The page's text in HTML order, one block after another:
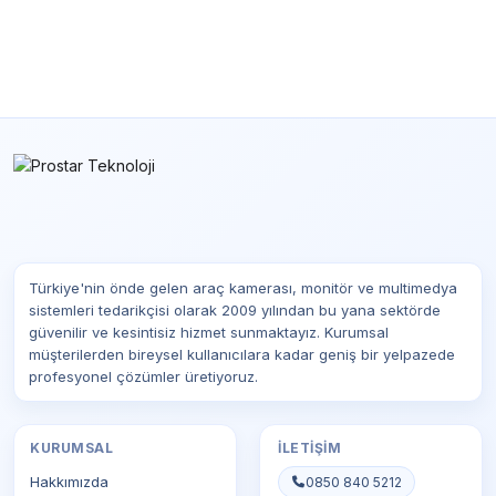
Türkiye'nin önde gelen araç kamerası, monitör ve multimedya
sistemleri tedarikçisi olarak 2009 yılından bu yana sektörde
güvenilir ve kesintisiz hizmet sunmaktayız. Kurumsal
müşterilerden bireysel kullanıcılara kadar geniş bir yelpazede
profesyonel çözümler üretiyoruz.
KURUMSAL
Hakkımızda
İLETIŞIM
0850 840 5212